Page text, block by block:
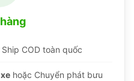
Ship COD toàn quốc
hoặc Chuyển phát bưu